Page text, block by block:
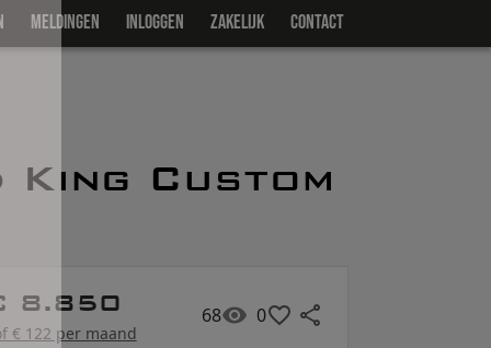
MELDINGEN INLOGGEN ZAKELIJK CONTACT
King Custom
8.850
€ 122 per maand
68 0